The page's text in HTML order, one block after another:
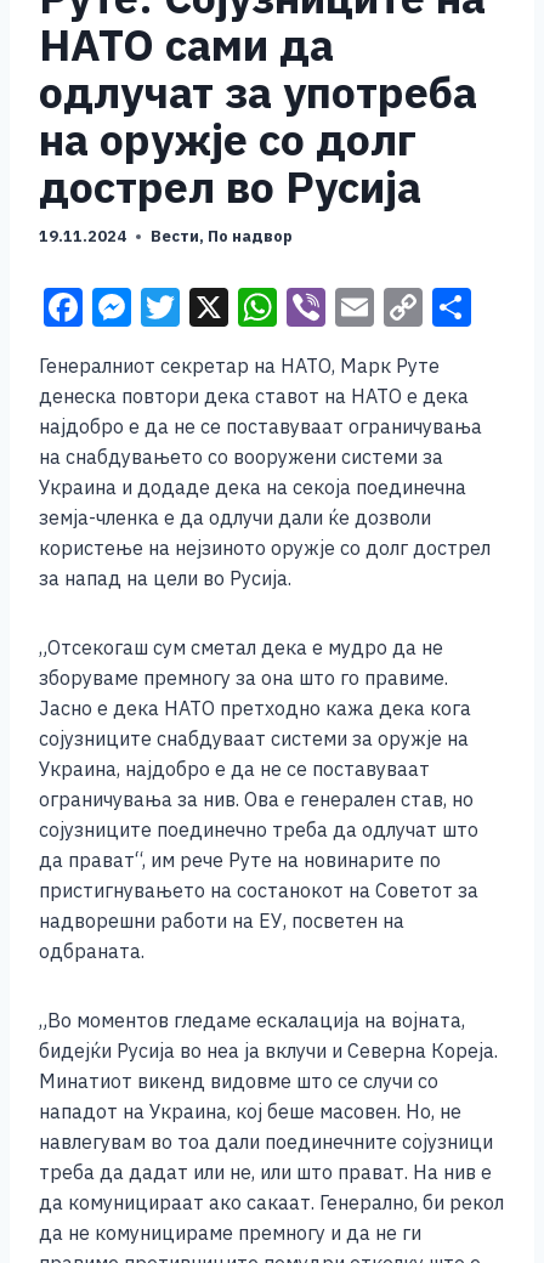
НАТО сами да
одлучат за употреба
на оружје со долг
дострел во Русија
19.11.2024 Вести, По надвор
F
c
e
b
o
o
k
M
ss
e
n
g
er
T
tt
er
X W
h
at
s
A
p
p
Vi
b
er
E
m
ai
l
C
p
y
Li
n
k
e
Генералниот секретар на НАТО, Марк Руте
денеска повтори дека ставот на НАТО е дека
најдобро е да не се поставуваат ограничувања
на снабдувањето со вооружени системи за
Украина и додаде дека на секоја поединечна
земја-членка е да одлучи дали ќе дозволи
користење на нејзиното оружје со долг дострел
за напад на цели во Русија.
„Отсекогаш сум сметал дека е мудро да не
зборуваме премногу за она што го правиме.
Јасно е дека НАТО претходно кажа дека кога
сојузниците снабдуваат системи за оружје на
Украина, најдобро е да не се поставуваат
ограничувања за нив. Ова е генерален став, но
сојузниците поединечно треба да одлучат што
да прават“, им рече Руте на новинарите по
пристигнувањето на состанокот на Советот за
надворешни работи на ЕУ, посветен на
одбраната.
„Во моментов гледаме ескалација на војната,
бидејќи Русија во неа ја вклучи и Северна Кореја.
Минатиот викенд видовме што се случи со
нападот на Украина, кој беше масовен. Но, не
навлегувам во тоа дали поединечните сојузници
треба да дадат или не, или што прават. На нив е
да комуницираат ако сакаат. Генерално, би рекол
да не комуницираме премногу и да не ги